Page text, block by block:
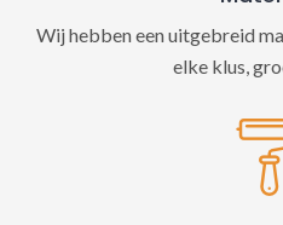
Wij hebben een uitgebreid
elke klus,